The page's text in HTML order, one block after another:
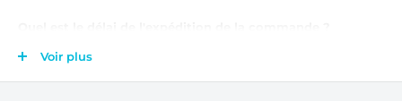
Après validation de votre commande
Voir plus